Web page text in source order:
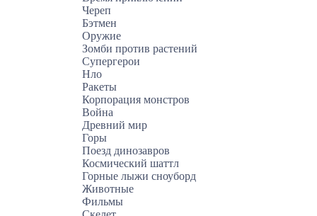
Череп
Бэтмен
Оружие
Зомби против растений
Супергерои
Нло
Ракеты
Корпорация монстров
Война
Древний мир
Горы
Поезд динозавров
Космический шаттл
Горные лыжи сноуборд
Животные
Фильмы